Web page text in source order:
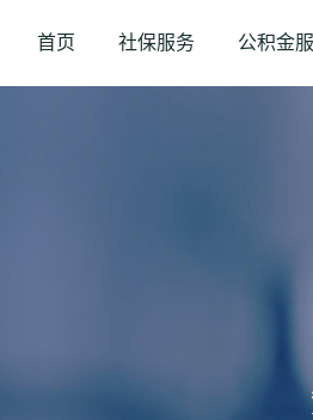
首页 社保服务 公积金